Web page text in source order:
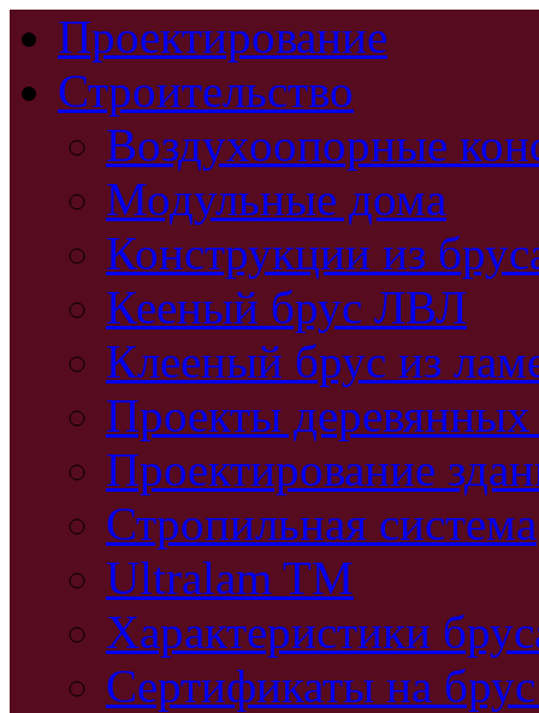
Проектирование
Строительство
Воздухоопорные
Модульные дома
Конструкции из
Кееный брус ЛВЛ
Клееный брус из
Проекты
Проектирование
Стропильная система
Ultralam TM
Характеристики
Сертификаты на